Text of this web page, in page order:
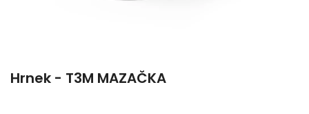
Hrnek - T3M MAZAČKA